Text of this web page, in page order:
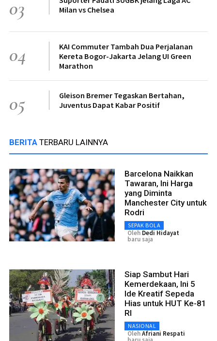
03
Milan vs Chelsea
04
KAI Commuter Tambah Dua Perjalanan
Kereta Bogor-Jakarta Jelang UI Green
Marathon
05
Gleison Bremer Tegaskan Bertahan,
Juventus Dapat Kabar Positif
BERITA TERBARU LAINNYA
Barcelona Naikkan
Tawaran, Ini Harga
yang Diminta
Manchester City untuk
Rodri
SEPAK BOLA
Oleh Dedi Hidayat
baru saja
Siap Sambut Hari
Kemerdekaan, Ini 5
Ide Kreatif Sepeda
Hias untuk HUT Ke-81
RI
NASIONAL
OlehAfriani Respati